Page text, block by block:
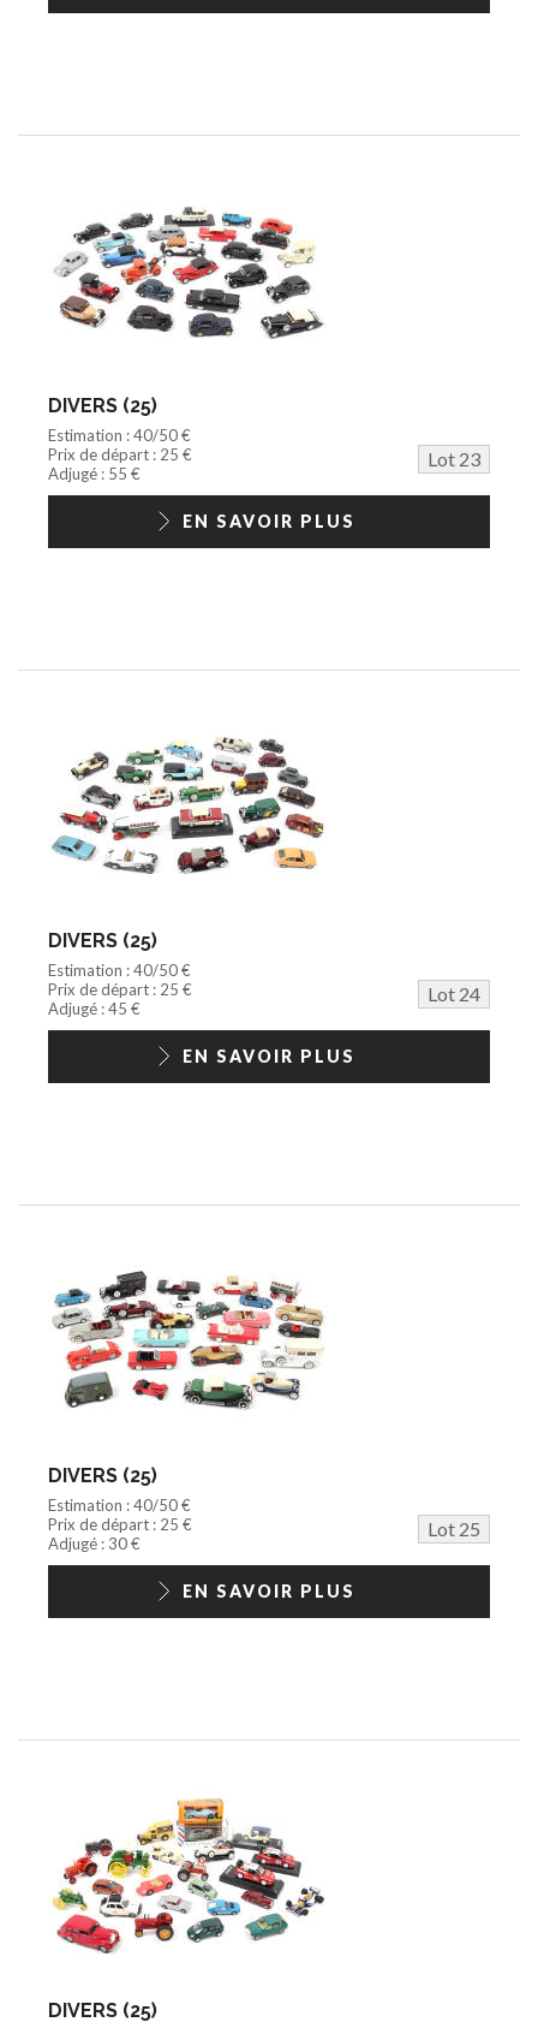
DIVERS (25)
Estimation : 40/50 €
Prix de départ : 25 €
Lot 23
Adjugé : 55 €
EN SAVOIR PLUS
DIVERS (25)
Estimation : 40/50 €
Prix de départ : 25 €
Lot 24
Adjugé : 45 €
EN SAVOIR PLUS
DIVERS (25)
Estimation : 40/50 €
Prix de départ : 25 €
Lot 25
Adjugé : 30 €
EN SAVOIR PLUS
DIVERS (25)